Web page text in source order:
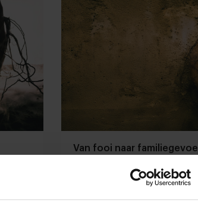
Van fooi naar familiegevoel